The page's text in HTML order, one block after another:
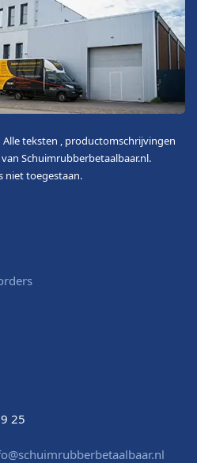
teksten , productomschrijvingen
Schuimrubberbetaalbaar.nl.
niet toegestaan.
25